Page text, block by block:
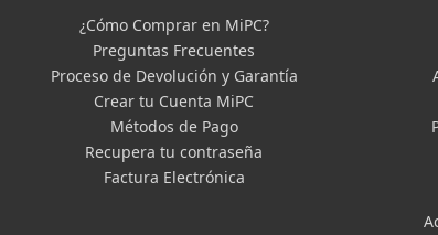
¿Cómo Comprar en MiPC?
Preguntas Frecuentes
Proceso de Devolución y Garantía
Crear tu Cuenta MiPC
Métodos de Pago
Recupera tu contraseña
Factura Electrónica